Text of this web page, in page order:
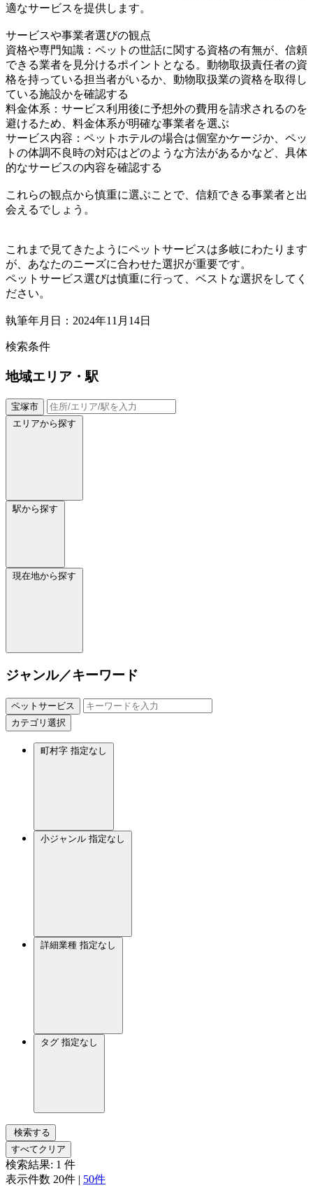
適なサービスを提供します。
サービスや事業者選びの観点
資格や専門知識：ペットの世話に関する資格の有無が、信頼
できる業者を見分けるポイントとなる。動物取扱責任者の資
格を持っている担当者がいるか、動物取扱業の資格を取得し
ている施設かを確認する
料金体系：サービス利用後に予想外の費用を請求されるのを
避けるため、料金体系が明確な事業者を選ぶ
サービス内容：ペットホテルの場合は個室かケージか、ペッ
トの体調不良時の対応はどのような方法があるかなど、具体
的なサービスの内容を確認する
これらの観点から慎重に選ぶことで、信頼できる事業者と出
会えるでしょう。
これまで見てきたようにペットサービスは多岐にわたります
が、あなたのニーズに合わせた選択が重要です。
ペットサービス選びは慎重に行って、ベストな選択をしてく
ださい。
執筆年月日：2024年11月14日
検索条件
地域エリア・駅
宝塚市
エリアから探す
駅から探す
現在地から探す
ジャンル／キーワード
ペットサービス
カテゴリ選択
町村字 指定なし
小ジャンル 指定なし
詳細業種 指定なし
タグ 指定なし
検索する
すべてクリア
検索結果: 1 件
表示件数 20件 | 50件